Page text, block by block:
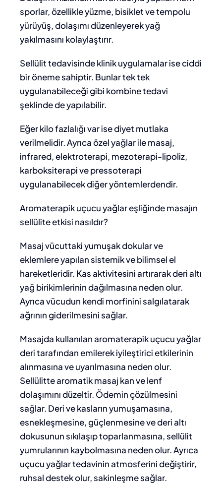
sporlar, özellikle yüzme, bisiklet ve tempolu
yürüyüş, dolaşımı düzenleyerek yağ
yakılmasını kolaylaştırır.
Sellülit tedavisinde klinik uygulamalarise ciddi
bir öneme sahiptir. Bunlar tek tek
uygulanabileceği gibi kombine tedavi
şeklinde de yapılabilir.
Eğer kilo fazlalığı var isediyet mutlaka
verilmelidir. Ayrıca özel yağlar ile masaj,
infrared, elektroterapi, mezoterapi-lipoliz,
karboksiterapi ve pressoterapi
uygulanabilecek diğer yöntemlerdendir.
Aromaterapik uçucu yağlar eşliğinde masajın
sellülite etkisi nasıldır?
Masaj vücuttaki yumuşak dokular ve
eklemlere yapılan sistemik ve bilimsel el
hareketleridir. Kas aktivitesini artırarak deri altı
yağ birikimlerinin dağılmasına neden olur.
Ayrıca vücudun kendi morfinini salgılatarak
ağrının giderilmesini sağlar.
Masajda kullanılan aromaterapik uçucu yağlar
deri tarafından emilerek iyileştirici etkilerinin
alınmasına ve uyarılmasına neden olur.
Sellülitte aromatik masaj kan ve lenf
dolaşımını düzeltir. Ödemin çözülmesini
sağlar. Deri ve kasların yumuşamasına,
esnekleşmesine, güçlenmesine ve deri altı
dokusunun sıkılaşıp toparlanmasına, sellülit
yumrularının kaybolmasına neden olur. Ayrıca
uçucu yağlar tedavinin atmosferini değiştirir,
ruhsal destek olur, sakinleşme sağlar.